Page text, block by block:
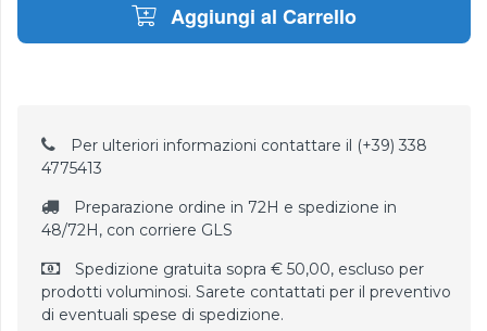
Aggiungi al Carrello
Per ulteriori informazioni contattare il (+39) 338
4775413
Preparazione ordine in 72H e spedizione in
48/72H, con corriere GLS
Spedizione gratuita sopra € 50,00, escluso per
prodotti voluminosi. Sarete contattati per il preventivo
di eventuali spese di spedizione.